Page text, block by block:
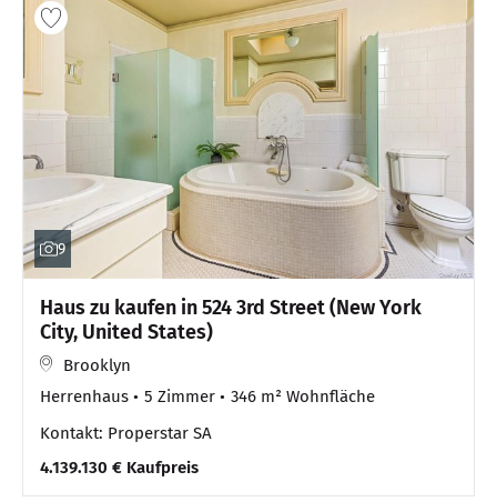
9
Haus zu kaufen in 524 3rd Street (New York
City, United States)
Brooklyn
Herrenhaus
5 Zimmer
346 m² Wohnfläche
Kontakt: Properstar SA
4.139.130 € Kaufpreis